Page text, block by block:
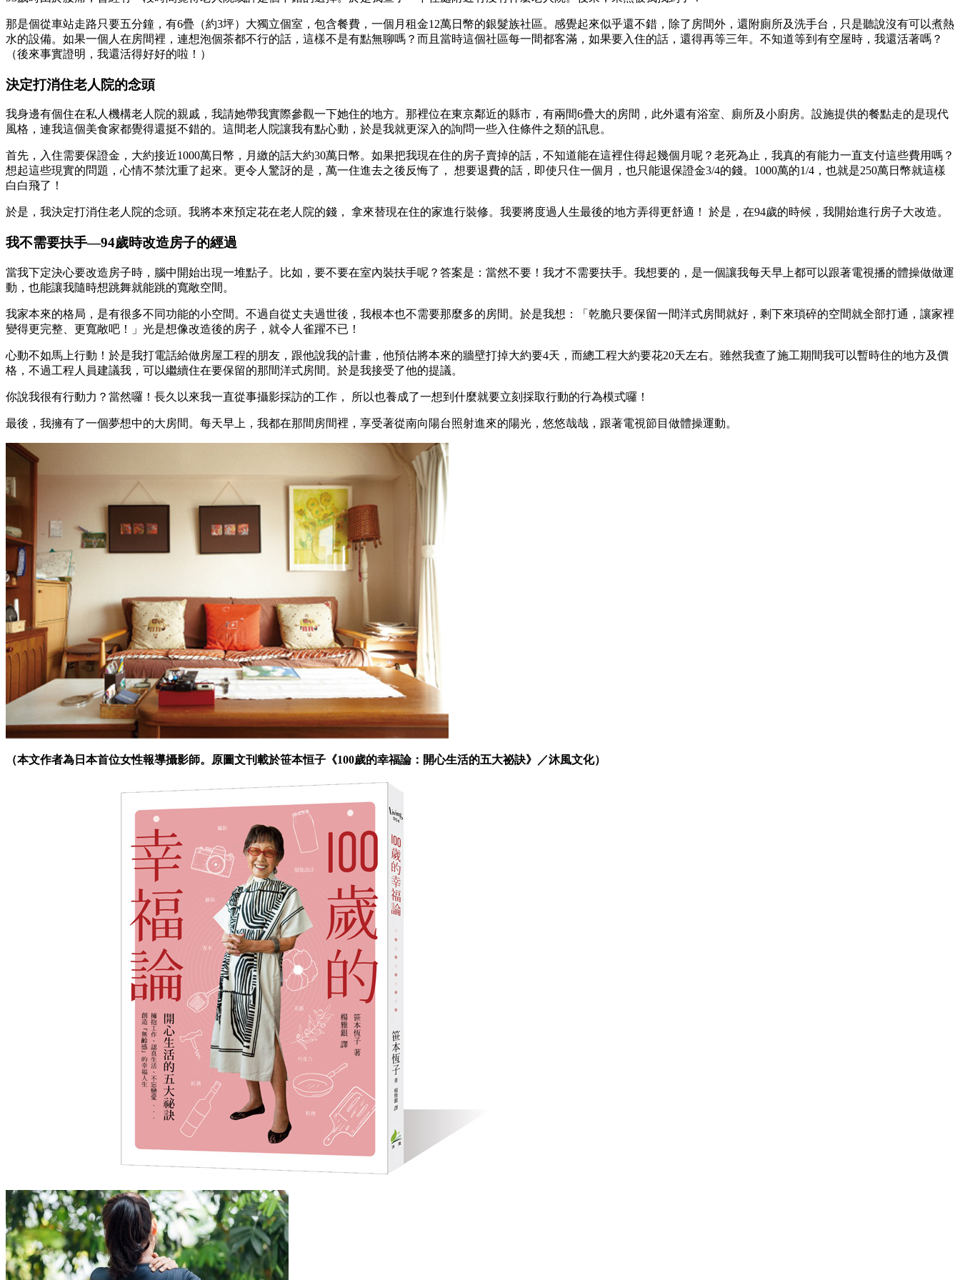
那是個從車站走路只要五分鐘，有6疊（約3坪）大獨立個室，包含餐費，一個月租金12萬日幣的銀髮族社區。感覺起來似乎還不錯，除了房間外，還附廁所及洗手台，只是聽說沒有可以煮熱
水的設備。如果一個人在房間裡，連想泡個茶都不行的話，這樣不是有點無聊嗎？而且當時這個社區每一間都客滿，如果要入住的話，還得再等三年。不知道等到有空屋時，我還活著嗎？
（後來事實證明，我還活得好好的啦！）
決定打消住老人院的念頭
我身邊有個住在私人機構老人院的親戚，我請她帶我實際參觀一下她住的地方。那裡位在東京鄰近的縣市，有兩間6疊大的房間，此外還有浴室、廁所及小廚房。設施提供的餐點走的是現代
風格，連我這個美食家都覺得還挺不錯的。這間老人院讓我有點心動，於是我就更深入的詢問一些入住條件之類的訊息。
首先，入住需要保證金，大約接近1000萬日幣，月繳的話大約30萬日幣。如果把我現在住的房子賣掉的話，不知道能在這裡住得起幾個月呢？老死為止，我真的有能力一直支付這些費用嗎？
想起這些現實的問題，心情不禁沈重了起來。更令人驚訝的是，萬一住進去之後反悔了， 想要退費的話，即使只住一個月，也只能退保證金3/4的錢。1000萬的1/4，也就是250萬日幣就這樣
白白飛了！
於是，我決定打消住老人院的念頭。我將本來預定花在老人院的錢， 拿來替現在住的家進行裝修。我要將度過人生最後的地方弄得更舒適！ 於是，在94歲的時候，我開始進行房子大改造。
我不需要扶手—94歲時改造房子的經過
當我下定決心要改造房子時，腦中開始出現一堆點子。比如，要不要在室內裝扶手呢？答案是：當然不要！我才不需要扶手。我想要的，是一個讓我每天早上都可以跟著電視播的體操做做運
動，也能讓我隨時想跳舞就能跳的寬敞空間。
我家本來的格局，是有很多不同功能的小空間。不過自從丈夫過世後，我根本也不需要那麼多的房間。於是我想：「乾脆只要保留一間洋式房間就好，剩下來瑣碎的空間就全部打通，讓家裡
變得更完整、更寬敞吧！」光是想像改造後的房子，就令人雀躍不已！
心動不如馬上行動！於是我打電話給做房屋工程的朋友，跟他說我的計畫，他預估將本來的牆壁打掉大約要4天，而總工程大約要花20天左右。雖然我查了施工期間我可以暫時住的地方及價
格，不過工程人員建議我，可以繼續住在要保留的那間洋式房間。於是我接受了他的提議。
你說我很有行動力？當然囉！長久以來我一直從事攝影採訪的工作， 所以也養成了一想到什麼就要立刻採取行動的行為模式囉！
最後，我擁有了一個夢想中的大房間。每天早上，我都在那間房間裡，享受著從南向陽台照射進來的陽光，悠悠哉哉，跟著電視節目做體操運動。
（本文作者為日本首位女性報導攝影師。原圖文刊載於笹本恒子《100歲的幸福論：開心生活的五大祕訣》／沐風文化）